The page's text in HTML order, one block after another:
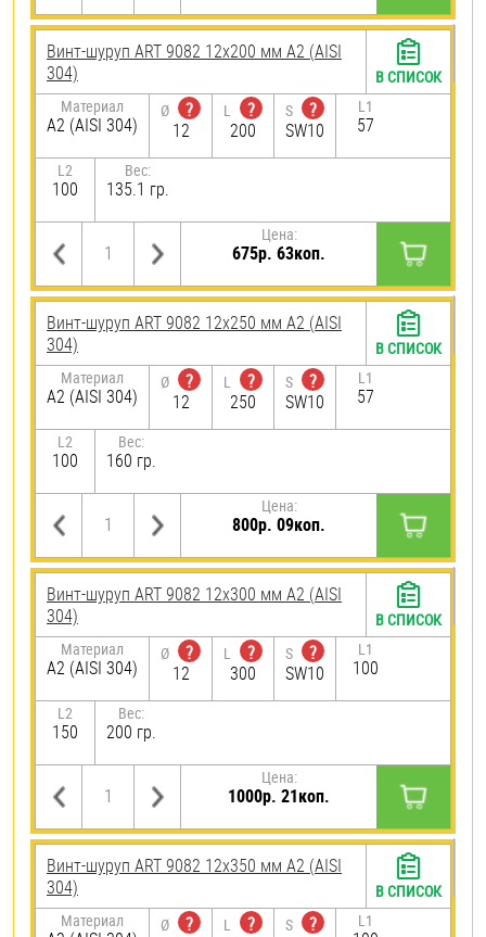
Винт-шуруп ART 9082 12х200 мм А2 (AISI
304)
Материал
А2 (AISI 304)
Ø
?
12
L
?
200
S
?
SW10
L1
57
L2
100
Вес:
135.1 гр.
Цена:
675р. 63коп.
В СПИСОК
Винт-шуруп ART 9082 12х250 мм А2 (AISI
304)
Материал
А2 (AISI 304)
Ø
?
12
L
?
250
S
?
SW10
L1
57
L2
100
Вес:
160 гр.
Цена:
800р. 09коп.
В СПИСОК
Винт-шуруп ART 9082 12х300 мм А2 (AISI
304)
Материал
А2 (AISI 304)
Ø
?
12
L
?
300
S
?
SW10
L1
100
L2
150
Вес:
200 гр.
Цена:
1000р. 21коп.
В СПИСОК
Винт-шуруп ART 9082 12х350 мм А2 (AISI
304)
Материал Ø
?
L
?
S
?
L1
В СПИСОК